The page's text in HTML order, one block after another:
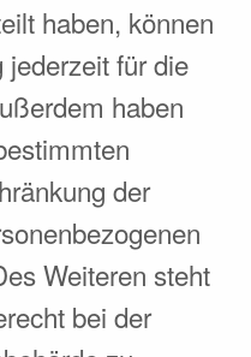
haben, können
für die
haben
der
Weiteren steht
bei der